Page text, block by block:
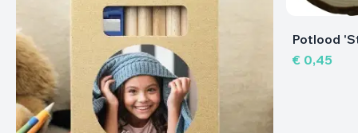
Potlood 'Stomp'
€ 0,45